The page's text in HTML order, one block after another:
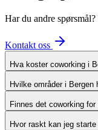
Har du andre
Kontakt oss
Hva koster coworking i
Hvilke områder i Bergen
Finnes det coworking
Hvor raskt kan jeg